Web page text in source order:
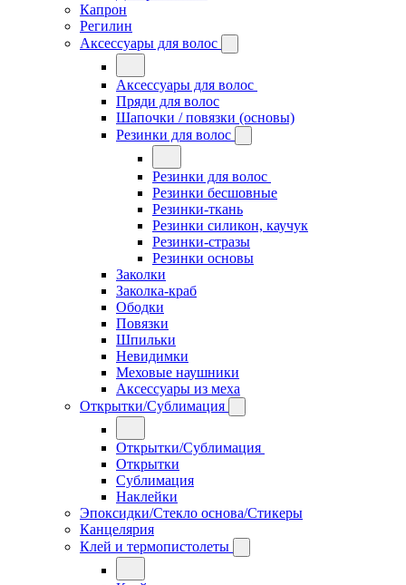
Капрон
Регилин
Аксессуары для волос
Аксессуары для волос
Пряди для волос
Шапочки / повязки (основы)
Резинки для волос
Резинки для волос
Резинки бесшовные
Резинки-ткань
Резинки силикон, каучук
Резинки-стразы
Резинки основы
Заколки
Заколка-краб
Ободки
Повязки
Шпильки
Невидимки
Меховые наушники
Аксессуары из меха
Открытки/Сублимация
Открытки/Сублимация
Открытки
Сублимация
Наклейки
Эпоксидки/Стекло основа/Стикеры
Канцелярия
Клей и термопистолеты